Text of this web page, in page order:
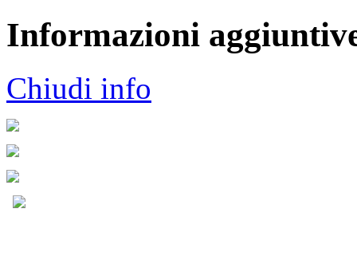
Informazioni
Chiudi info